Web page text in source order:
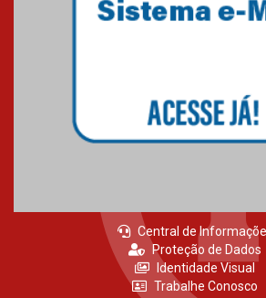
Central de
Proteção de Dados
Identidade Visual
Trabalhe Conosco